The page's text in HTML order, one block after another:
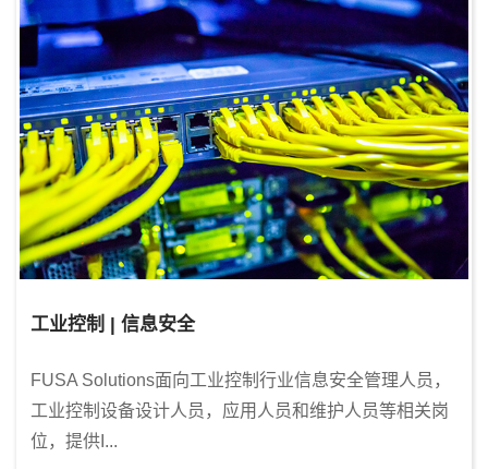
工业控制 | 信息安全
FUSA Solutions面向工业控制行业信息安全管理人员，
工业控制设备设计人员，应用人员和维护人员等相关岗
位，提供I...